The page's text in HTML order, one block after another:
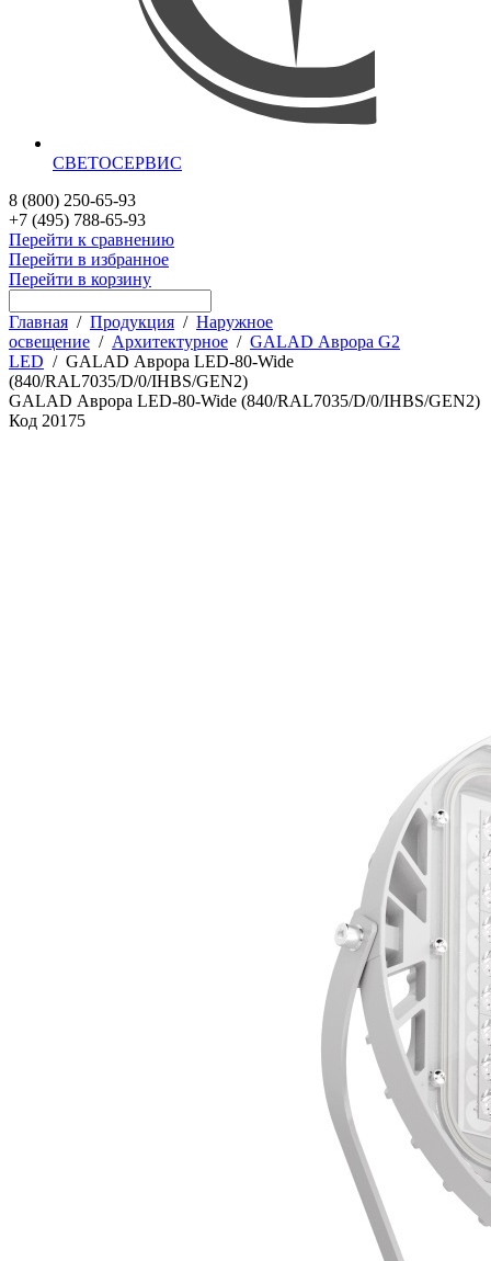
СВЕТОСЕРВИС
8 (800) 250-65-93
+7 (495) 788-65-93
Перейти к сравнению
Перейти в избранное
Перейти в корзину
Главная / Продукция / Наружное
освещение / Архитектурное / GALAD Аврора G2
LED / GALAD Аврора LED-80-Wide
(840/RAL7035/D/0/IHBS/GEN2)
GALAD Аврора LED-80-Wide (840/RAL7035/D/0/IHBS/GEN2)
Код 20175